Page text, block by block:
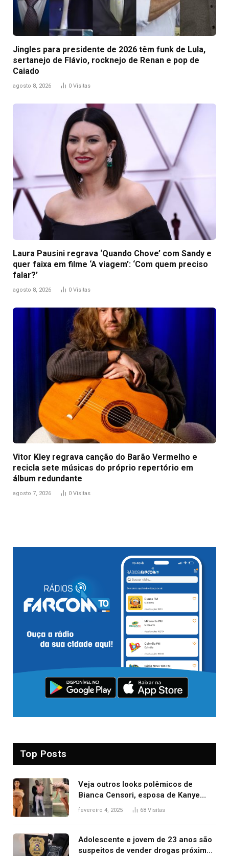
Jingles para presidente de 2026 têm funk de Lula,
sertanejo de Flávio, rocknejo de Renan e pop de
Caiado
agosto 8, 2026 0 Visitas
Laura Pausini regrava ‘Quando Chove’ com Sandy e
quer faixa em filme ‘A viagem’: ‘Com quem preciso
falar?’
agosto 8, 2026 0 Visitas
Vitor Kley regrava canção do Barão Vermelho e
recicla sete músicas do próprio repertório em
álbum redundante
agosto 7, 2026 0 Visitas
Top Posts
Veja outros looks polêmicos de
Bianca Censori, esposa de Kanye
West que apareceu nua no Grammy
fevereiro 4, 2025 68 Visitas
Adolescente e jovem de 23 anos são
suspeitos de vender drogas próximo